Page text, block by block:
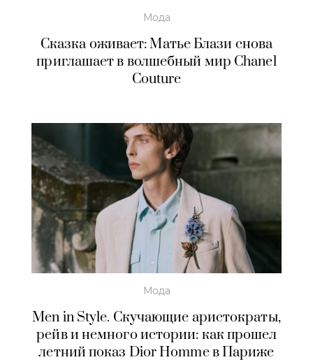
Мода
Сказка оживает: Матье Блази снова
приглашает в волшебный мир Chanel
Couture
Мода
Men in Style. Скучающие аристократы,
рейв и немного истории: как прошел
летний показ Dior Homme в Париже